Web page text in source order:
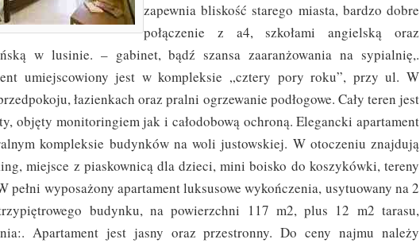
zapewnia bliskość starego miasta, bardzo dobre
połączenie z a4, szkołami angielską oraz
w lusinie. – gabinet, bądź szansa zaaranżowania na sypialnię,.
umiejscowiony jest w kompleksie „cztery pory roku”, przy ul. W
łazienkach oraz pralni ogrzewanie podłogowe. Cały teren jest
objęty monitoringiem jak i całodobową ochroną. Elegancki apartament
kompleksie budynków na woli justowskiej. W otoczeniu znajdują
miejsce z piaskownicą dla dzieci, mini boisko do koszykówki, tereny
pełni wyposażony apartament luksusowe wykończenia, usytuowany na 2
budynku, na powierzchni 117 m2, plus 12 m2 tarasu,
Apartament jest jasny oraz przestronny. Do ceny najmu należy